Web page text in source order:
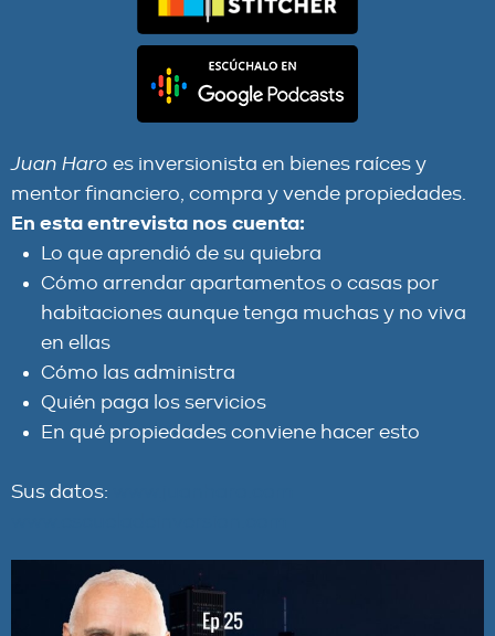
Juan Haro es inversionista en bienes raíces y
mentor financiero, compra y vende propiedades.
En esta entrevista nos cuenta:
Lo que aprendió de su quiebra
Cómo arrendar apartamentos o casas por
habitaciones aunque tenga muchas y no viva
en ellas
Cómo las administra
Quién paga los servicios
En qué propiedades conviene hacer esto
Sus datos: